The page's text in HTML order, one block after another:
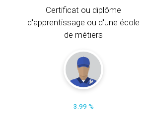
Certificat ou diplôme
d'apprentissage ou d'une école
de métiers
3.99 %